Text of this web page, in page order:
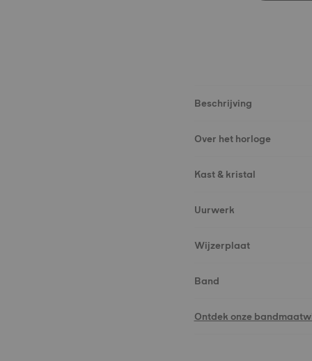
Beschrijving
Over het horloge
Kast & kristal
Uurwerk
Wijzerplaat
Band
Ontdek onze